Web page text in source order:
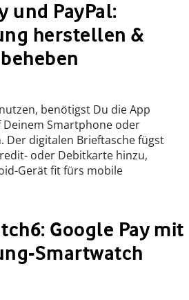
und PayPal:
herstellen &
benötigst Du die App
Deinem Smartphone oder
Der digitalen Brieftasche fügst
oder Debitkarte hinzu,
Gerät fit fürs mobile
Google Pay mit
Smartwatch